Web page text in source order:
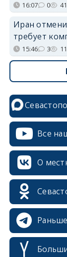
16:07 0
Иран
требует
15:46 3
Все
О